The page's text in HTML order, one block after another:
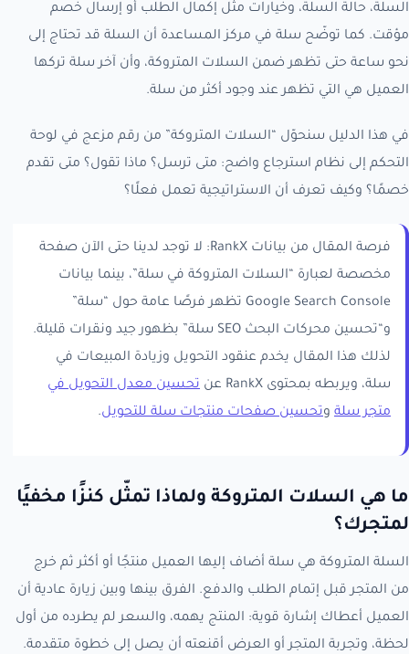
السلة، حالة السلة، وخيارات مثل إكمال الطلب أو إرسال خصم
مؤقت. كما توضّح سلة في مركز المساعدة أن السلة قد تحتاج إلى
نحو ساعة حتى تظهر ضمن السلات المتروكة، وأن آخر سلة تركها
العميل هي التي تظهر عند وجود أكثر من سلة.
في هذا الدليل سنحوّل “السلات المتروكة” من رقم مزعج في لوحة
التحكم إلى نظام استرجاع واضح: متى ترسل؟ ماذا تقول؟ متى تقدم
خصمًا؟ وكيف تعرف أن الاستراتيجية تعمل فعلًا؟
فرصة المقال من بيانات RankX: لا توجد لدينا حتى الآن صفحة
مخصصة لعبارة “السلات المتروكة في سلة”، بينما بيانات
Google Search Console تظهر فرصًا عامة حول “سلة”
و“تحسين محركات البحث SEO سلة” بظهور جيد ونقرات قليلة.
لذلك هذا المقال يخدم عنقود التحويل وزيادة المبيعات في
سلة، ويربطه بمحتوى RankX عن
تحسين معدل التحويل في
متجر سلة وتحسين صفحات منتجات سلة للتحويل.
ما هي السلات المتروكة ولماذا تمثّل كنزًا مخفيًا
لمتجرك؟
السلة المتروكة هي سلة أضاف إليها العميل منتجًا أو أكثر ثم خرج
من المتجر قبل إتمام الطلب والدفع. الفرق بينها وبين زيارة عادية أن
العميل أعطاك إشارة قوية: المنتج يهمه، والسعر لم يطرده من أول
لحظة، وتجربة المتجر أو العرض أقنعته أن يصل إلى خطوة متقدمة.